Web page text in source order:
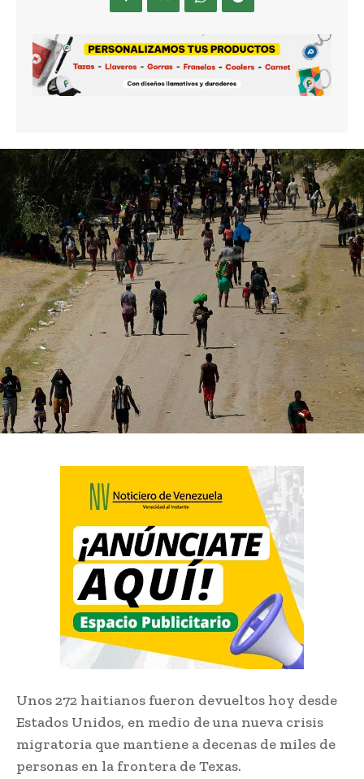
Unos 272 haitianos fueron devueltos hoy desde
Estados Unidos, en medio de una nueva crisis
migratoria que mantiene a decenas de miles de
personas en la frontera de Texas.